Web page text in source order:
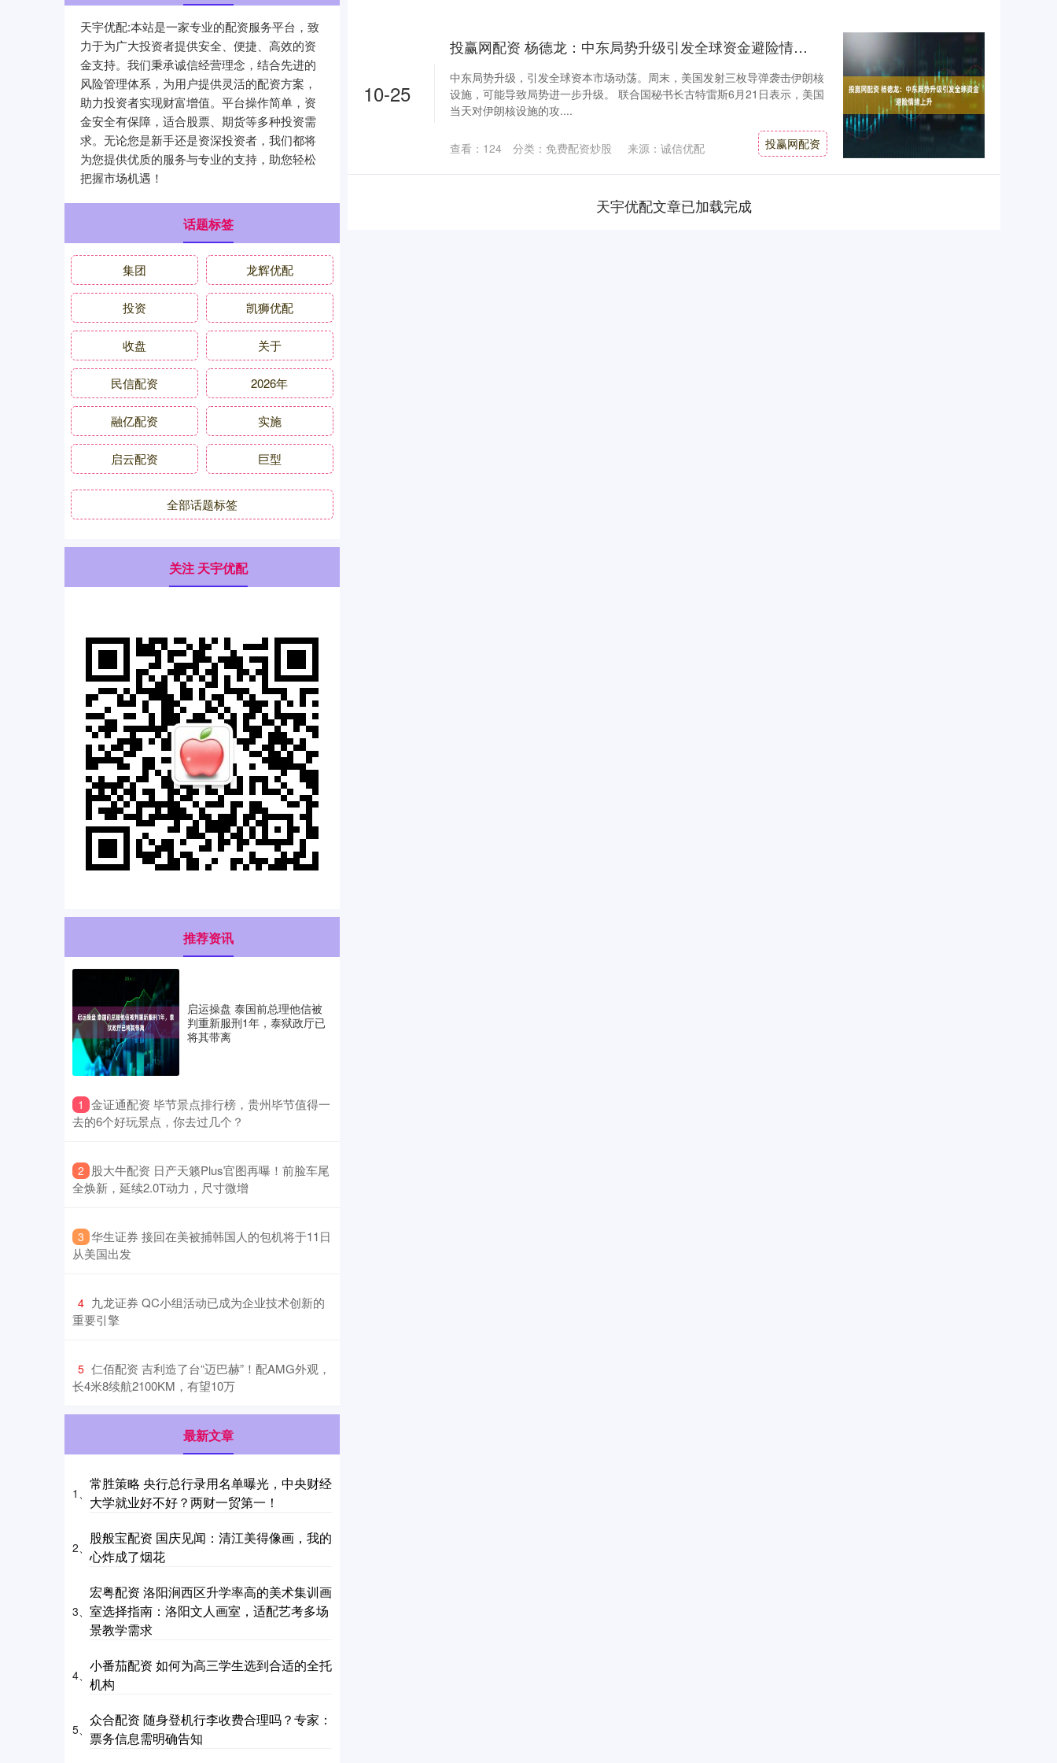
10-25
投赢网配资 杨德龙：中东局势升级引发全球资金避险情绪上升
中东局势升级，引发全球资本市场动荡。周末，美国发射三枚导弹袭击伊朗核
设施，可能导致局势进一步升级。 联合国秘书长古特雷斯6月21日表示，美国
当天对伊朗核设施的攻....
投赢网配资
来源：诚信优配
查看： 124 分类： 免费配资炒股
天宇优配文章已加载完成
天宇优配:本站是一家专业的配资服务平台，致
力于为广大投资者提供安全、便捷、高效的资
金支持。我们秉承诚信经营理念，结合先进的
风险管理体系，为用户提供灵活的配资方案，
助力投资者实现财富增值。平台操作简单，资
金安全有保障，适合股票、期货等多种投资需
求。无论您是新手还是资深投资者，我们都将
为您提供优质的服务与专业的支持，助您轻松
把握市场机遇！
话题标签
集团 龙辉优配
投资 凯狮优配
收盘 关于
民信配资 2026年
融亿配资 实施
启云配资 巨型
全部话题标签
关注 天宇优配
推荐资讯
启运操盘 泰国前总理他信被
判重新服刑1年，泰狱政厅已
将其带离
1 ​金证通配资 毕节景点排行榜，贵州毕节值得一
去的6个好玩景点，你去过几个？
2 ​股大牛配资 日产天籁Plus官图再曝！前脸车尾
全焕新，延续2.0T动力，尺寸微增
3 ​华生证券 接回在美被捕韩国人的包机将于11日
从美国出发
4 ​九龙证券 QC小组活动已成为企业技术创新的
重要引擎
5 ​仁佰配资 吉利造了台“迈巴赫”！配AMG外观，
长4米8续航2100KM，有望10万
最新文章
1、
常胜策略 央行总行录用名单曝光，中央财经
大学就业好不好？两财一贸第一！
2、
股般宝配资 国庆见闻：清江美得像画，我的
心炸成了烟花
3、
宏粤配资 洛阳涧西区升学率高的美术集训画
室选择指南：洛阳文人画室，适配艺考多场
景教学需求
4、
小番茄配资 如何为高三学生选到合适的全托
机构
5、
众合配资 随身登机行李收费合理吗？专家：
票务信息需明确告知